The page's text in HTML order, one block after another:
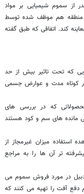
از سموم شیمیایی بر مواد
منطقه هم موظف شده توسط
کند. اتفاقی که طبق گفته
که تحت تاثیر بیش از حد
کوتاه مدت و عوارض جسمی
که در بررسی های
مانده های سم و کود هستند
استفاده میزان غیرمجاز از
تر آن ها را به مراجع
در مورد فروش سموم می
دفع آفت را تهیه می کنند که